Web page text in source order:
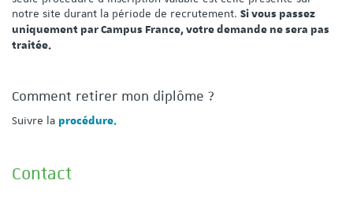
Contact
notre site durant la période de recrutement. Si vous passez
uniquement par Campus France, votre demande ne sera pas
traitée.
Comment retirer mon diplôme ?
Suivre la procédure.